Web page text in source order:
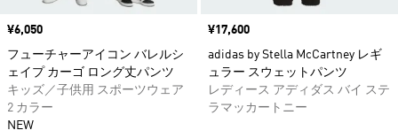
価格
¥6,050
フューチャーアイコン バレルシ
ェイプ カーゴ ロング丈パンツ
キッズ／子供用 スポーツウェア
2 カラー
NEW
価格
¥17,600
adidas by Stella McCartney レギ
ュラー スウェットパンツ
レディース アディダス バイ ステ
ラマッカートニー